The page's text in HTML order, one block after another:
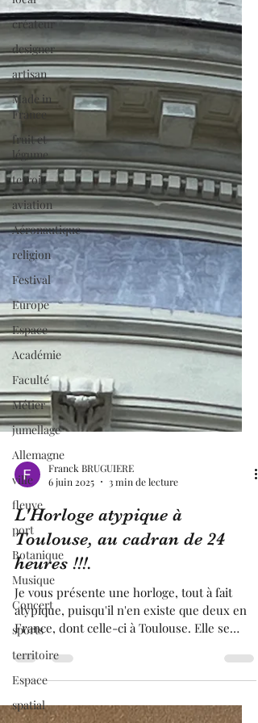
créateur
designer
artisan
Made in
France
fruit et
légume
terroir
aviation
Aéronautique
religion
Festival
Europe
Espace
Académie
Faculté
Métier
jumellage
Allemagne
ville
fleuve
port
Botanique
Musique
Concert
sports
territoire
Espace
spatial
Franck BRUGUIERE
6 juin 2025
3 min de lecture
L'Horloge atypique à
Toulouse, au cadran de 24
heures !!!.
Je vous présente une horloge, tout à fait
atypique, puisqu'il n'en existe que deux en
France, dont celle-ci à Toulouse. Elle se
trouve au sommet, sur une corniche d'un
immeuble Haussmannien , dans la grande